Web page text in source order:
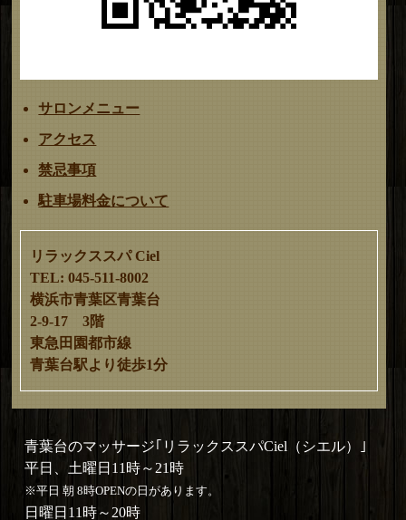
サロンメニュー
アクセス
禁忌事項
駐車場料金について
リラックススパ Ciel
TEL: 045-511-8002
横浜市青葉区青葉台
2-9-17 3階
東急田園都市線
青葉台駅より徒歩1分
青葉台のマッサージ｢リラックススパCiel（シエル）｣
平日、土曜日11時～21時
※平日 朝 8時OPENの日があります。
日曜日11時～20時